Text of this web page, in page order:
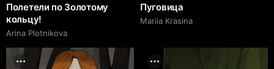
Полетели по Золотому
кольцу!
Arina Plotnikova
Пуговица
Mariia Krasina